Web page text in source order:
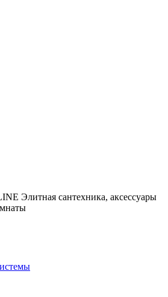
Элитная сантехника, аксессуары